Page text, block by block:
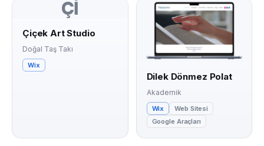
Çİ
Çiçek Art Studio
Doğal Taş Takı
Wix
Dilek Dönmez Polat
Akademik
Wix
Web Sitesi
Google Araçları